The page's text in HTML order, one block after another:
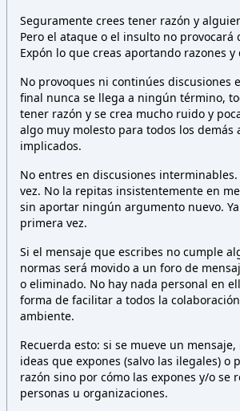
Seguramente crees tener razón y
Pero el ataque o el insulto no provocará
Expón lo que creas aportando razones y
No provoques ni continúes discusiones
final nunca se llega a ningún término,
tener razón y se crea mucho ruido y
algo muy molesto para todos los demás
implicados.
No entres en discusiones
vez. No la repitas insistentemente en
sin aportar ningún argumento nuevo.
primera vez.
Si el mensaje que escribes no cumple
normas será movido a un foro de
o eliminado. No hay nada personal en
forma de facilitar a todos la
ambiente.
Recuerda esto: si se mueve un
ideas que expones (salvo las ilegales) o
razón sino por cómo las expones y/o se
personas u organizaciones.